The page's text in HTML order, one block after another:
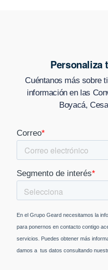
Personaliza
Cuéntanos más sobre
información en las
Boyacá,